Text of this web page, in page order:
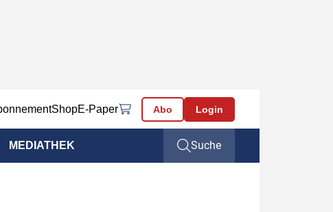
ShopE-Paper Abo Login
MEDIATHEK Suche